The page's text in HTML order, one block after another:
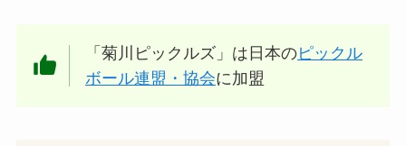
「菊川ピックルズ」は日本のピックル
ボール連盟・協会に加盟